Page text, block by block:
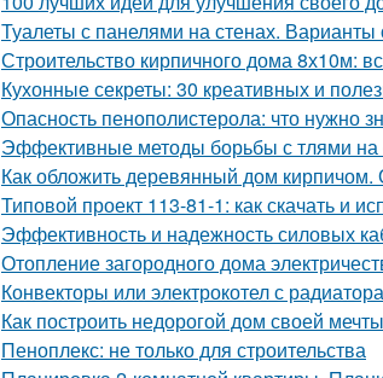
Туалеты с панелями на стенах. Варианты
Строительство кирпичного дома 8х10м:
Кухонные секреты: 30 креативных и
Опасность пенополистерола: что нужно
Эффективные методы борьбы с тлями на
Как обложить деревянный дом
Типовой проект 113-81-1: как скачать и
Эффективность и надежность силовых
Отопление загородного дома
Конвекторы или электрокотел с
Как построить недорогой дом своей
Пеноплекс: не только для строительства